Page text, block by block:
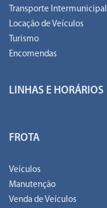
Transporte Intermunicipal
Locação de Veículos
Turismo
Encomendas
LINHAS E HORÁRIOS
FROTA
Veículos
Manutenção
Venda de Veículos